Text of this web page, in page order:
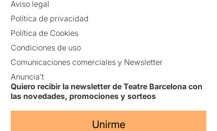
Aviso legal
Política de privacidad
Política de Cookies
Condiciones de uso
Comunicaciones comerciales y Newsletter
Anuncia’t
Quiero recibir la newsletter de Teatre Barcelona con
las novedades, promociones y sorteos
Unirme